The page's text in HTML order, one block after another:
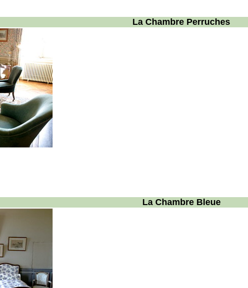
La Chambre Perruches
La Chambre Bleue